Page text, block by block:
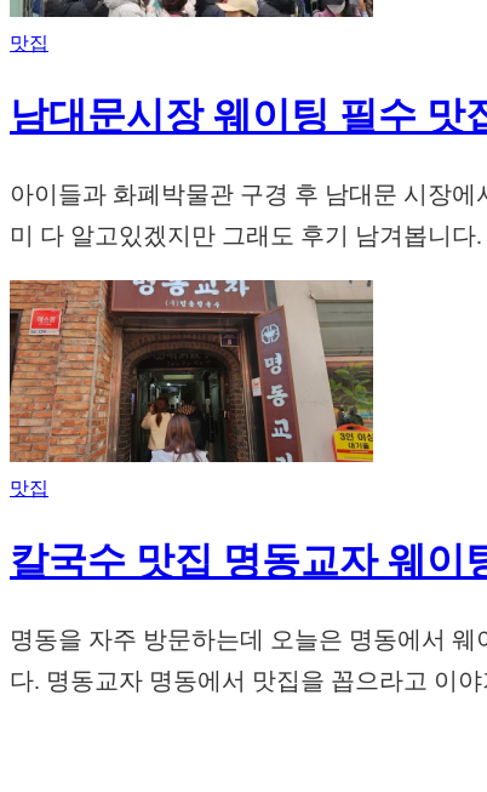
맛집
남대문시장 웨이팅 필수 맛
아이들과 화폐박물관 구경 후 남대문 시장
미 다 알고있겠지만 그래도 후기 남겨봅니
맛집
칼국수 맛집 명동교자 웨이
명동을 자주 방문하는데 오늘은 명동에서
다. 명동교자 명동에서 맛집을 꼽으라고 이